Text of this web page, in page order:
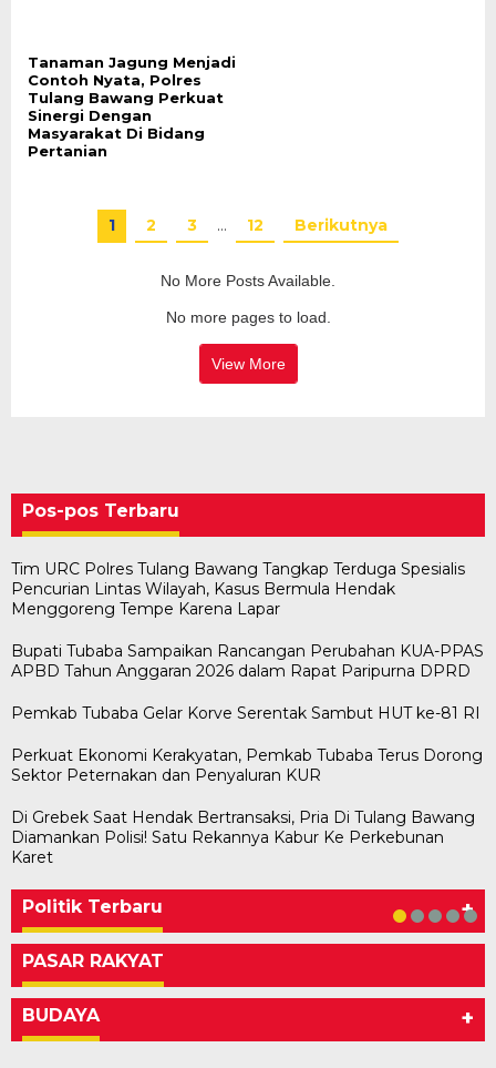
Tanaman Jagung Menjadi
Contoh Nyata, Polres
Tulang Bawang Perkuat
Sinergi Dengan
Masyarakat Di Bidang
Pertanian
1 2 3 … 12 Berikutnya
No More Posts Available.
No more pages to load.
View More
Pos-pos Terbaru
Tim URC Polres Tulang Bawang Tangkap Terduga Spesialis
Pencurian Lintas Wilayah, Kasus Bermula Hendak
Menggoreng Tempe Karena Lapar
Bupati Tubaba Sampaikan Rancangan Perubahan KUA-PPAS
APBD Tahun Anggaran 2026 dalam Rapat Paripurna DPRD
Pemkab Tubaba Gelar Korve Serentak Sambut HUT ke-81 RI
Perkuat Ekonomi Kerakyatan, Pemkab Tubaba Terus Dorong
Sektor Peternakan dan Penyaluran KUR
Di Grebek Saat Hendak Bertransaksi, Pria Di Tulang Bawang
Diamankan Polisi! Satu Rekannya Kabur Ke Perkebunan
Karet
Politik Terbaru +
Bawaslu Tegaskan Sikap Siap Bersinergi
Di KABAR AKTUAL, POLITIK
Usai Musda, DPD Golkar Tulang Bawang Gelar
Di POLITIK | 11 Mei 2026
M. Aris Pratama Hanan Resmi ‘Nakhodai’ DPD II
Di POLITIK | 1 Mei 2026
Herman HN Lantik Budi Yohanda sebagai
Di POLITIK | 29 Januari 2026
Bupati Tubaba Hadiri Pelantikan Pengurus DPD
Di POLITIK | 28 Januari 2026
PASAR RAKYAT
BUDAYA +